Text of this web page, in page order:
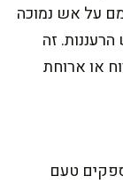
על אש נמוכה
זה
או ארוחת
טעם